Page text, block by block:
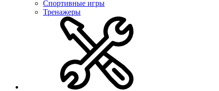
Спортивные игры
Тренажеры